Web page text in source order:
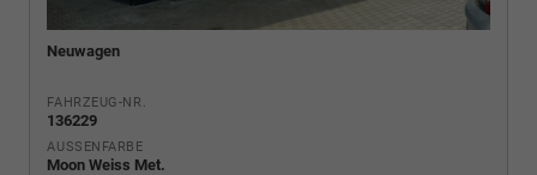
Neuwagen
FAHRZEUG-NR.
136229
AUSSENFARBE
Moon Weiss Met.